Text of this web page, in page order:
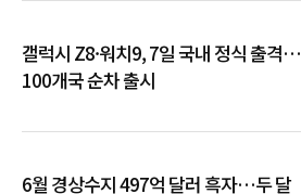
갤럭시 Z8·워치9, 7일 국내 정식 출격…
100개국 순차 출시
6월 경상수지 497억 달러 흑자…두 달